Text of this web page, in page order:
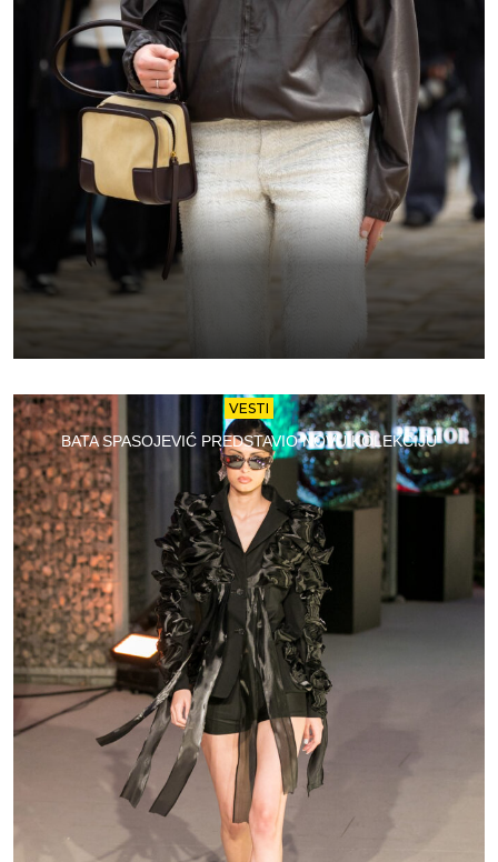
VESTI
BATA SPASOJEVIĆ PREDSTAVIO NOVU KOLEKCIJU